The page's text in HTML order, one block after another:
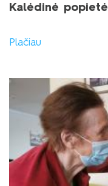
Kalėdinė popietė
Plačiau